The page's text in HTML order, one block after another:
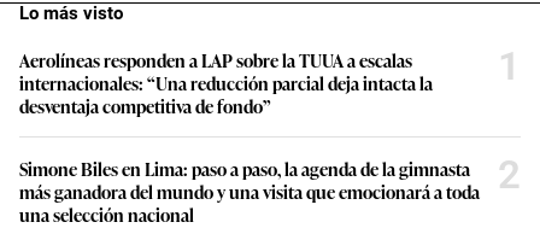
Lo más visto
Aerolíneas responden a LAP sobre la TUUA a escalas
internacionales: “Una reducción parcial deja intacta la
desventaja competitiva de fondo”
1
Simone Biles en Lima: paso a paso, la agenda de la gimnasta
más ganadora del mundo y una visita que emocionará a toda
una selección nacional
2